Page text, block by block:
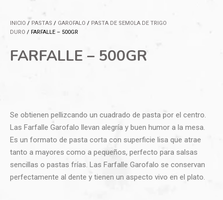
INICIO / PASTAS / GAROFALO / PASTA DE SEMOLA DE TRIGO
DURO / FARFALLE – 500GR
FARFALLE – 500GR
Se obtienen pellizcando un cuadrado de pasta por el centro.
Las Farfalle Garofalo llevan alegría y buen humor a la mesa.
Es un formato de pasta corta con superficie lisa que atrae
tanto a mayores como a pequeños, perfecto para salsas
sencillas o pastas frías. Las Farfalle Garofalo se conservan
perfectamente al dente y tienen un aspecto vivo en el plato.